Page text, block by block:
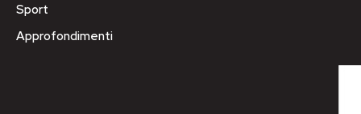
Sport
Approfondimenti